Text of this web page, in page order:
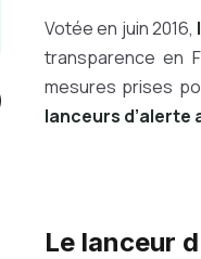
Votée en juin 2016,
transparence en
mesures prises
lanceurs
Le lanceur